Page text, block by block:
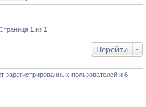
1 из 1
Перейти
пользователей и 6